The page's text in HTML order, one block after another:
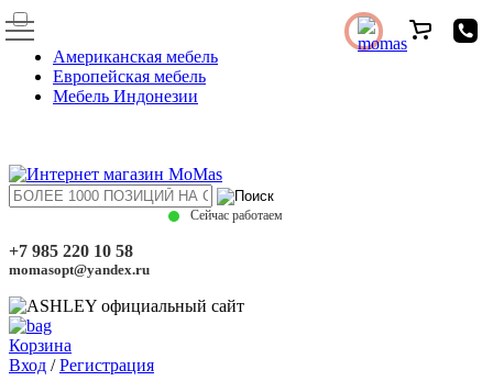
Американская мебель
Европейская мебель
Мебель Индонезии
Сейчас работаем
+7 985 220 10 58
momasopt@yandex.ru
Корзина
Вход /Регистрация